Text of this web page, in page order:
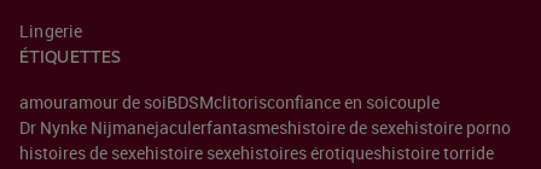
Lingerie
ÉTIQUETTES
amouramour de soiBDSMclitorisconfiance en soicouple
Dr Nynke Nijmanejaculerfantasmeshistoire de sexehistoire porno
histoires de sexehistoire sexehistoires érotiqueshistoire torride